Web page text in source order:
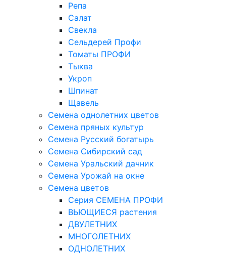
Репа
Салат
Свекла
Сельдерей Профи
Томаты ПРОФИ
Тыква
Укроп
Шпинат
Щавель
Семена однолетних цветов
Семена пряных культур
Семена Русский богатырь
Семена Сибирский сад
Семена Уральский дачник
Семена Урожай на окне
Семена цветов
Cерия CЕМЕНА ПРОФИ
ВЬЮЩИЕСЯ растения
ДВУЛЕТНИХ
МНОГОЛЕТНИХ
ОДНОЛЕТНИХ